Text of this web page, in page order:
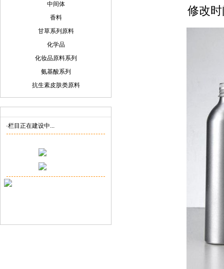
中间体
香料
甘草系列原料
化学品
化妆品原料系列
氨基酸系列
抗生素皮肤类原料
·栏目正在建设中...
修改